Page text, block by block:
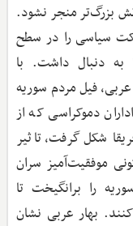
بزرگ‌تر منجر نشود.
سیاسی را در سطح
به دنبال داشت. با
فیل مردم سوریه
دموکراسی که از
شکل گرفت، تاثیر
موفقیت‌آمیز سران
را برانگیخت تا
بهار عربی نشان